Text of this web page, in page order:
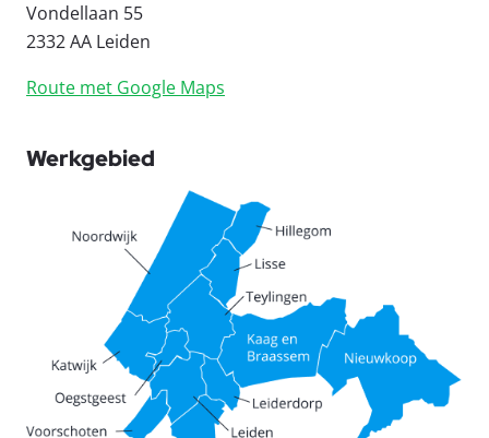
Vondellaan 55
2332 AA Leiden
Route met Google Maps
Werkgebied